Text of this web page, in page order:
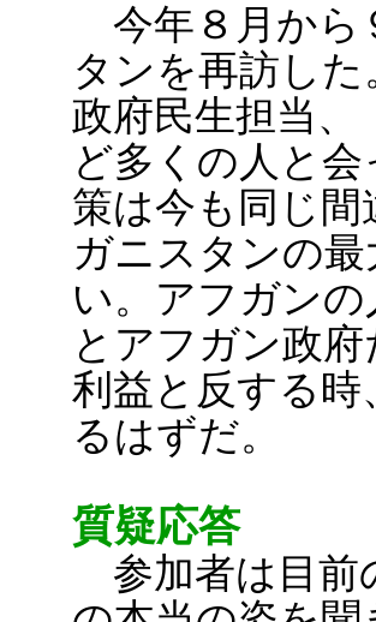
今年８月から
タンを再訪し
政府民生担当、
ど多くの人と
策は今も同じ
ガニスタンの
い。アフガン
とアフガン政
利益と反する
るはずだ。
質疑応答
参加者は目前